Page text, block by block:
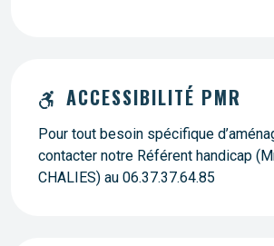
ACCESSIBILITÉ PMR
Pour tout besoin spécifique
contacter notre Référent handicap
CHALIES) au 06.37.37.64.85